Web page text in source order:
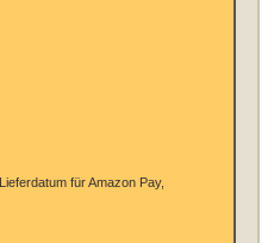
Lieferdatum für Amazon Pay,